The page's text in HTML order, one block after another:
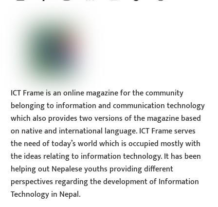
ICT Frame is an online magazine for the community
belonging to information and communication technology
which also provides two versions of the magazine based
on native and international language. ICT Frame serves
the need of today’s world which is occupied mostly with
the ideas relating to information technology. It has been
helping out Nepalese youths providing different
perspectives regarding the development of Information
Technology in Nepal.